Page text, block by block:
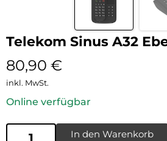
Telekom Sinus A32
80,90 €
inkl. MwSt.
Online verfügbar
In den Warenkorb